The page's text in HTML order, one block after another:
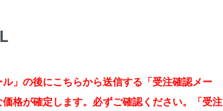
ル」の後にこちらから送信する「受注確認メー
格が確定します。必ずご確認ください。「受注